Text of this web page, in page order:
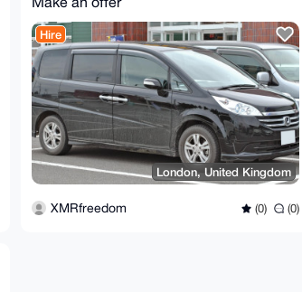
Hire
London, United Kingdom
XMRfreedom (0) (0)